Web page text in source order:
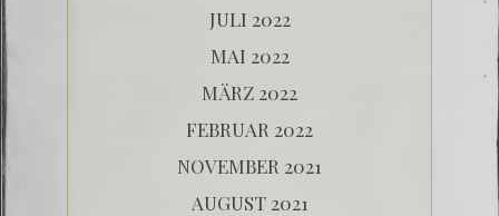
JULI 2022
MAI 2022
MÄRZ 2022
FEBRUAR 2022
NOVEMBER 2021
AUGUST 2021